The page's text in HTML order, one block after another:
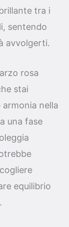
tra i
sentendo
avvolgerti.
rosa
stai
nella
una fase
equilibrio